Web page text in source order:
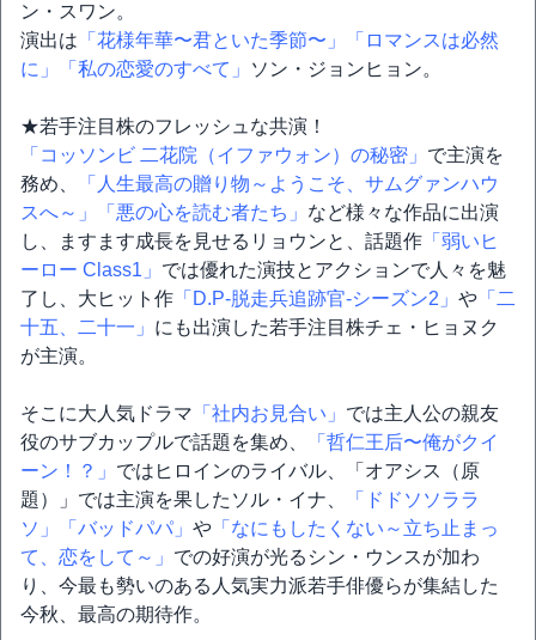
ン・スワン。
演出は 「花様年華〜君といた季節〜」
「ロマンスは必然
に」
「私の恋愛のすべて」 ソン・ジョンヒョン。
★若手注目株のフレッシュな共演！
「コッソンビ 二花院（イファウォン）の秘密」 で主演を
務め、
「人生最高の贈り物～ようこそ、サムグァンハウ
スへ～」
「悪の心を読む者たち」 など様々な作品に出演
し、ますます成長を見せるリョウンと、話題作 「弱いヒ
ーロー Class1」 では優れた演技とアクションで人々を魅
了し、大ヒット作 「D.P-脱走兵追跡官-シーズン2」 や 「二
十五、二十一」 にも出演した若手注目株チェ・ヒョヌク
が主演。
そこに大人気ドラマ 「社内お見合い」 では主人公の親友
役のサブカップルで話題を集め、
「哲仁王后〜俺がクイ
ーン！？」 ではヒロインのライバル、「オアシス（原
題）」では主演を果したソル・イナ、
「ドドソソララ
ソ」
「バッドパパ」 や 「なにもしたくない～立ち止まっ
て、恋をして～」 での好演が光るシン・ウンスが加わ
り、今最も勢いのある人気実力派若手俳優らが集結した
今秋、最高の期待作。